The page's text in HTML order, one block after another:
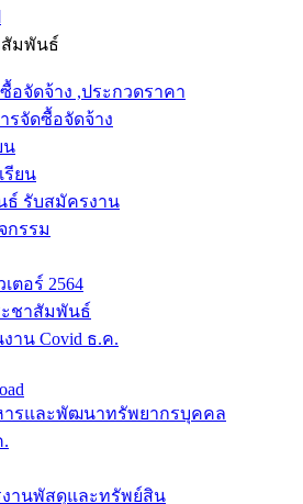
สัมพันธ์
อจัดจ้าง ,ประกวดราคา
รจัดซื้อจัดจ้าง
น
รียน
ธ์ รับสมัครงาน
กรรม
ตอร์ 2564
ะชาสัมพันธ์
าน Covid ธ.ค.
ารและพัฒนาทรัพยากรบุคคล
งานพัสดุและทรัพย์สิน